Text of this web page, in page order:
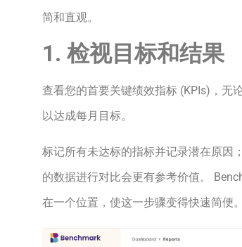
简和直观。
1. 检视目标和结果
查看您的首要关键绩效指标 (KPIs)，无
以达成每月目标。
标记所有未达标的指标并记录潜在原因
的数据进行对比会更有参考价值。
在一个位置，使这一步骤变得快速简便。